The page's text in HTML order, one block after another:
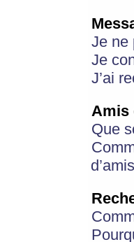
Je ne
Je
J’ai
Amis
Que